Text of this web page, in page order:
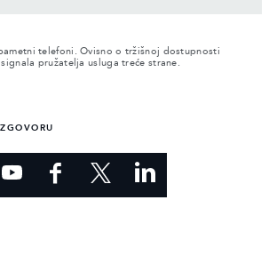
telefoni. Ovisno o tržišnoj dostupnosti
pružatelja usluga treće strane.